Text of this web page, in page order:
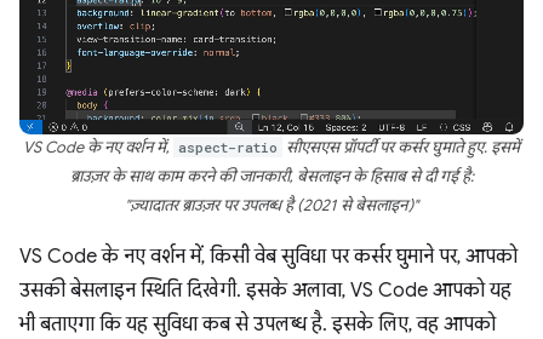
VS Code के नए वर्शन में, aspect-ratio सीएसएस प्रॉपर्टी पर कर्सर घुमाते हुए. इसमें
ब्राउज़र के साथ काम करने की जानकारी, बेसलाइन के हिसाब से दी गई है:
"ज़्यादातर ब्राउज़र पर उपलब्ध है (2021 से बेसलाइन)"
VS Code के नए वर्शन में, किसी वेब सुविधा पर कर्सर घुमाने पर, आपको
उसकी बेसलाइन स्थिति दिखेगी. इसके अलावा, VS Code आपको यह
भी बताएगा कि यह सुविधा कब से उपलब्ध है. इसके लिए, वह आपको